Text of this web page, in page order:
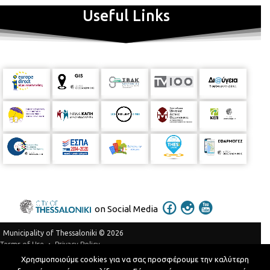
Useful Links
on Social Media
Municipality of Thessaloniki © 2026
Terms of Use
Privacy Policy
Telephone Catalog
Χρησιμοποιούμε cookies για να σας προσφέρουμε την καλύτερη